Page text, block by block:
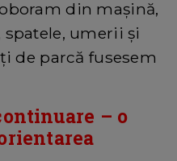
din mașină,
umerii și
de parcă fusesem
– o